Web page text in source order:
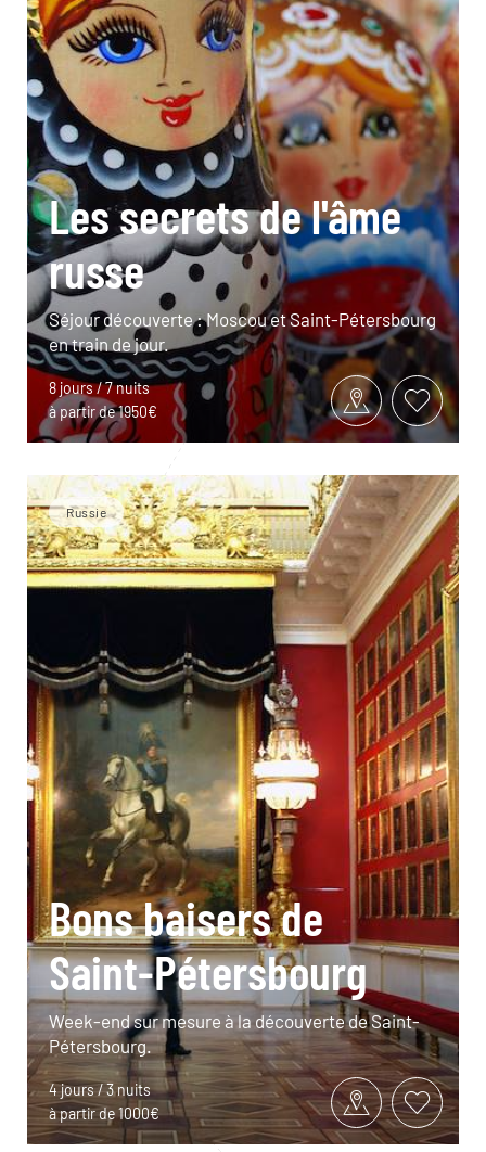
Les secrets de l'âme
russe
Séjour découverte : Moscou et Saint-Pétersbourg
en train de jour.
8 jours / 7 nuits
à partir de 1950€
Russie
Bons baisers de
Saint-Pétersbourg
Week-end sur mesure à la découverte de Saint-
Pétersbourg.
4 jours / 3 nuits
à partir de 1000€